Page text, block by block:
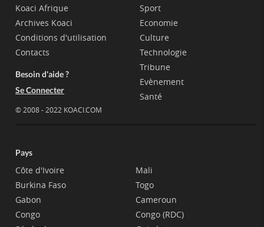
Koaci Afrique
Archives Koaci
Conditions d'utilisation
Contacts
Besoin d'aide ?
Se Connecter
© 2008 - 2022 KOACI.COM
Sport
Economie
Culture
Technologie
Tribune
Evènement
Santé
Pays
Côte d'Ivoire
Burkina Faso
Gabon
Congo
Mali
Togo
Cameroun
Congo (RDC)